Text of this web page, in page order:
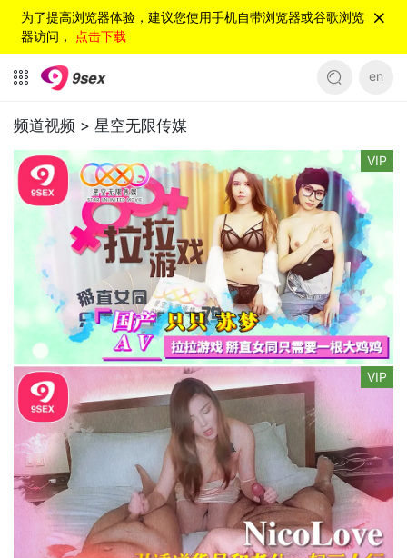
为了提高浏览器体验，建议您使用手机自带浏览器或谷歌浏览
器访问， 点击下载
en
频道视频 > 星空无限传媒
VIP
VIP